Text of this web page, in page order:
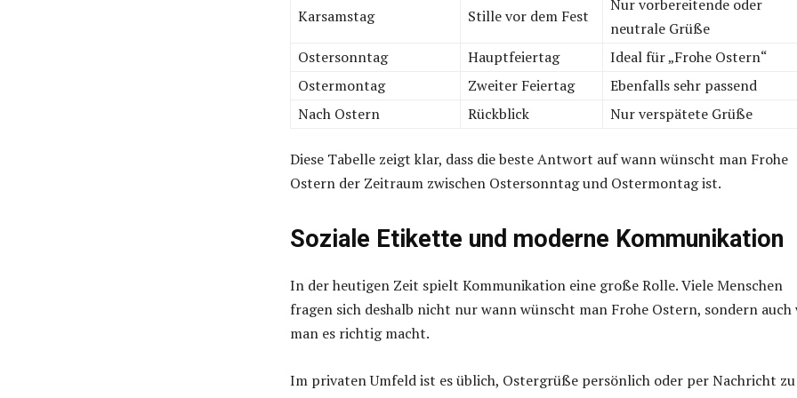
Karsamstag Stille vor dem Fest
Nur vorbereitende oder
neutrale Grüße
Ostersonntag
Hauptfeiertag
Ideal für „Frohe Ostern“
Ostermontag
Zweiter Feiertag
Ebenfalls sehr passend
Nach Ostern
Rückblick Nur verspätete Grüße
Diese Tabelle zeigt klar, dass die beste Antwort auf wann wünscht man Frohe
Ostern der Zeitraum zwischen Ostersonntag und Ostermontag ist.
Soziale Etikette und moderne Kommunikation
In der heutigen Zeit spielt Kommunikation eine große Rolle. Viele Menschen
fragen sich deshalb nicht nur wann wünscht man Frohe Ostern, sondern auch
man es richtig macht.
Im privaten Umfeld ist es üblich, Ostergrüße persönlich oder per Nachricht zu